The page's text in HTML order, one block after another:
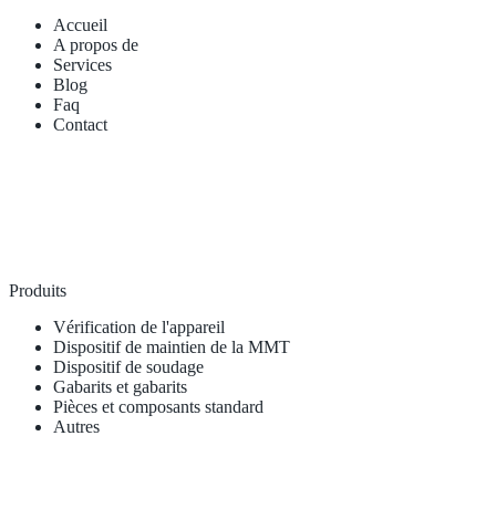
Accueil
A propos de
Services
Blog
Faq
Contact
Produits
Vérification de l'appareil
Dispositif de maintien de la MMT
Dispositif de soudage
Gabarits et gabarits
Pièces et composants standard
Autres